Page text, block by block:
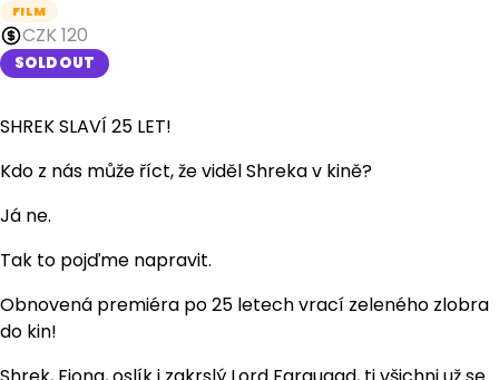
FILM
CZK 120
SOLD OUT
SHREK SLAVÍ 25 LET!
Kdo z nás může říct, že viděl Shreka v kině?
Já ne.
Tak to pojďme napravit.
Obnovená premiéra po 25 letech vrací zeleného zlobra
do kin!